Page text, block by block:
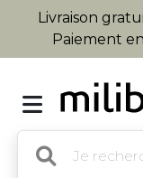
Livraison
Paiement